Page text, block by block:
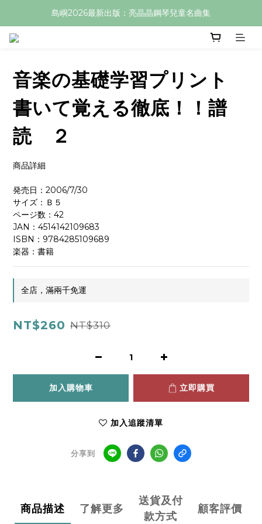
島嶼2026最新出版：亮晶晶鋼琴兒童名曲集
音楽の基礎学習プリント
書いて覚える徹底！！譜
読 ２
商品詳細
発売日：2006/7/30
サイズ：Ｂ５
ページ数：42
JAN：4514142109683
ISBN：9784285109689
楽器：書籍
全店，滿兩千免運
NT$260 NT$310
加入購物車 立即購買
加入追蹤清單
分享到
商品描述 了解更多
送貨及付
款方式
顧客評價